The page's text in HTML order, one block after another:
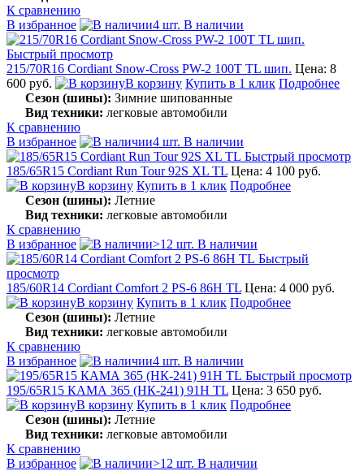
К сравнению
В избранное
4 шт. В наличии
Быстрый просмотр
215/70R16 Cordiant Snow-Cross PW-2 100T TL шип. Цена: 8
600 руб.
В корзину Купить в 1 клик Подробнее
Сезон (шины): Зимние шипованные
Вид техники: легковые автомобили
К сравнению
В избранное
4 шт. В наличии
Быстрый просмотр
185/65R15 Cordiant Run Tour 92S XL TL Цена: 4 100 руб.
В корзину Купить в 1 клик Подробнее
Сезон (шины): Летние
Вид техники: легковые автомобили
К сравнению
В избранное
>12 шт. В наличии
Быстрый
просмотр
185/60R14 Cordiant Comfort 2 PS-6 86H TL Цена: 4 000 руб.
В корзину Купить в 1 клик Подробнее
Сезон (шины): Летние
Вид техники: легковые автомобили
К сравнению
В избранное
4 шт. В наличии
Быстрый просмотр
195/65R15 КАМА 365 (НК-241) 91H TL Цена: 3 650 руб.
В корзину Купить в 1 клик Подробнее
Сезон (шины): Летние
Вид техники: легковые автомобили
К сравнению
В избранное
>12 шт. В наличии